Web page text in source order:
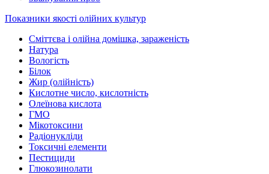
Показники якості олійних культур
Сміттєва і олійна домішка, зараженість
Натура
Вологість
Білок
Жир (олійність)
Кислотне число, кислотність
Олеїнова кислота
ГМО
Мікотоксини
Радіонукліди
Токсичні елементи
Пестициди
Глюкозинолати